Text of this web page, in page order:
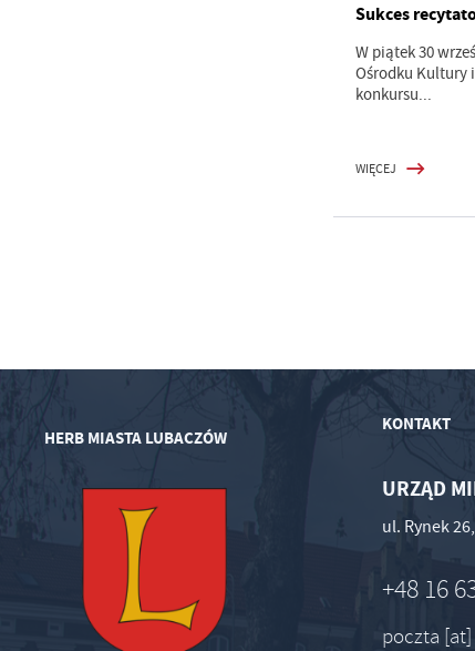
Sukces
W piątek 30
Ośrodku Kultury
konkursu...
WIĘCEJ
HERB MIASTA LUBACZÓW
KONTAKT
URZĄD
ul. Rynek
+48 16
poczta